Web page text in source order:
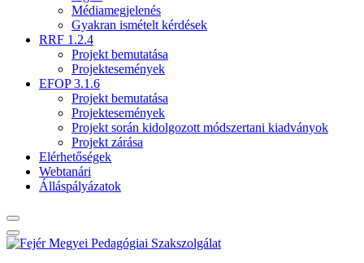
Médiamegjelenés
Gyakran ismételt kérdések
RRF 1.2.4
Projekt bemutatása
Projektesemények
EFOP 3.1.6
Projekt bemutatása
Projektesemények
Projekt során kidolgozott módszertani kiadványok
Projekt zárása
Elérhetőségek
Webtanári
Álláspályázatok